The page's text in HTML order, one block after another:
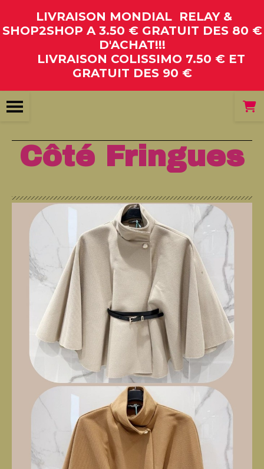
LIVRAISON MONDIAL RELAY &
SHOP2SHOP A 3.50 € GRATUIT DES 80 €
D'ACHAT!!!
LIVRAISON COLISSIMO 7.50 € ET
GRATUIT DES 90 €
Côté Fringues